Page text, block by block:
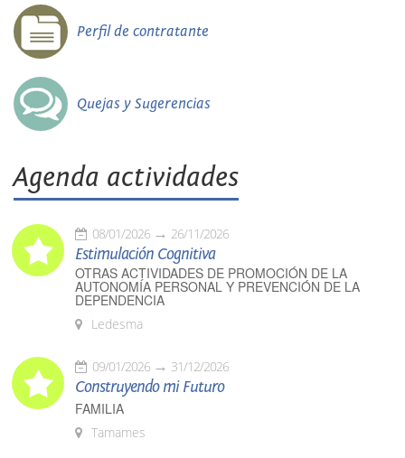
Perfil de contratante
Quejas y Sugerencias
Agenda actividades
08/01/2026 26/11/2026
Estimulación Cognitiva
OTRAS ACTIVIDADES DE PROMOCIÓN DE LA
AUTONOMÍA PERSONAL Y PREVENCIÓN DE LA
DEPENDENCIA
Ledesma
09/01/2026 31/12/2026
Construyendo mi Futuro
FAMILIA
Tamames